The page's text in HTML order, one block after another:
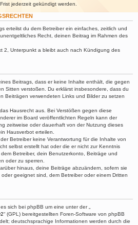
jederzeit gekündigt werden.
erteilst du dem Betreiber ein einfaches, zeitlich und
Recht, deinen Beitrag im Rahmen des
2, Unterpunkt a bleibt auch nach Kündigung des
Beitrags, dass er keine Inhalte enthält, die gegen
Sitten verstoßen. Du erklärst insbesondere, dass du
Beiträgen verwendeten Links und Bilder zu setzen
Hausrecht aus. Bei Verstößen gegen diese
im Board veröffentlichten Regeln kann der
zeitweise oder dauerhaft von der Nutzung dieses
Hausverbot erteilen.
Betreiber keine Verantwortung für die Inhalte von
selbst erstellt hat oder die er nicht zur Kenntnis
Betreiber, dein Benutzerkonto, Beiträge und
oder zu sperren.
hinaus, deine Beiträge abzuändern, sofern sie
geeignet sind, dem Betreiber oder einem Dritten
sich bei phpBB um eine unter der „
“ (GPL) bereitgestellten Foren-Software von phpBB
deutschsprachige Informationen werden durch die